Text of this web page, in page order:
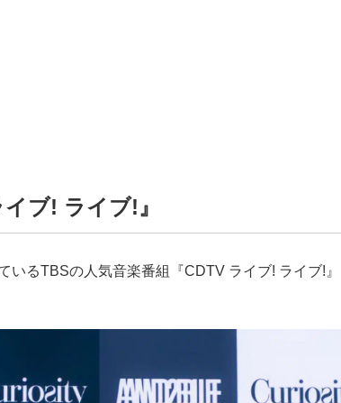
ブ! ライブ!』
いるTBSの人気音楽番組『CDTV ライブ! ライブ!